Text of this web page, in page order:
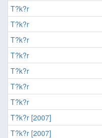
T?k?r
T?k?r
T?k?r
T?k?r
T?k?r
T?k?r
T?k?r
T?k?r [2007]
T?k?r [2007]